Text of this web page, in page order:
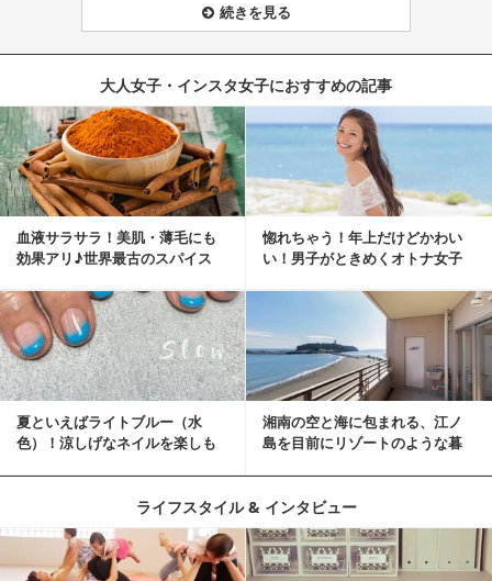
続きを見る
大人女子・インスタ女子におすすめの記事
血液サラサラ！美肌・薄毛にも
効果アリ♪世界最古のスパイス
惚れちゃう！年上だけどかわい
い！男子がときめくオトナ女子
夏といえばライトブルー（水
色）！涼しげなネイルを楽しも
湘南の空と海に包まれる、江ノ
島を目前にリゾートのような暮
ライフスタイル & インタビュー